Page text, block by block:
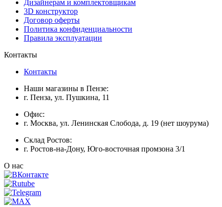
Дизайнерам и комплектовщикам
3D конструктор
Договор оферты
Политика конфиденциальности
Правила эксплуатации
Контакты
Контакты
Наши магазины в Пензе:
г. Пенза, ул. Пушкина, 11
Офис:
г. Москва, ул. Ленинская Слобода, д. 19 (нет шоурума)
Склад Ростов:
г. Ростов-на-Дону, Юго-восточная промзона 3/1
О нас